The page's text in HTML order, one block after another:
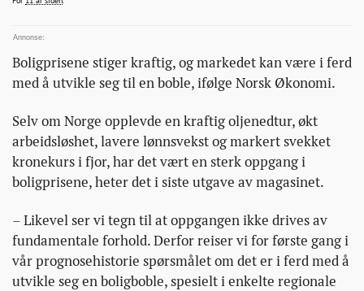
vei-
boble/
Boligprisene stiger kraftig, og markedet kan være i ferd
med å utvikle seg til en boble, ifølge Norsk Økonomi.
Selv om Norge opplevde en kraftig oljenedtur, økt
arbeidsløshet, lavere lønnsvekst og markert svekket
kronekurs i fjor, har det vært en sterk oppgang i
boligprisene, heter det i siste utgave av magasinet.
– Likevel ser vi tegn til at oppgangen ikke drives av
fundamentale forhold. Derfor reiser vi for første gang i
vår prognosehistorie spørsmålet om det er i ferd med å
utvikle seg en boligboble, spesielt i enkelte regionale